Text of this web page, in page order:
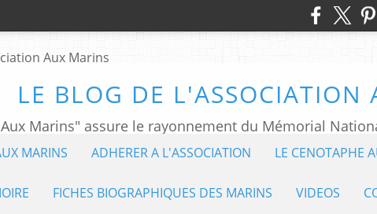
LE BLOG DE L'ASSOCIATION
MARINS ADHERER A L'ASSOCIATION LE CENOTAPHE
FICHES BIOGRAPHIQUES DES MARINS VIDEOS